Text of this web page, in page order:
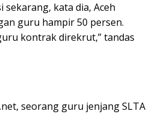
sekarang, kata dia, Aceh
guru hampir 50 persen.
kontrak direkrut,” tandas
seorang guru jenjang SLTA